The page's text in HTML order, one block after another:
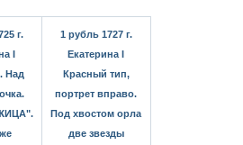
г.
I
Над
1 рубль 1727 г.
Екатерина I
Красный тип,
портрет вправо.
Под хвостом орла
две звезды